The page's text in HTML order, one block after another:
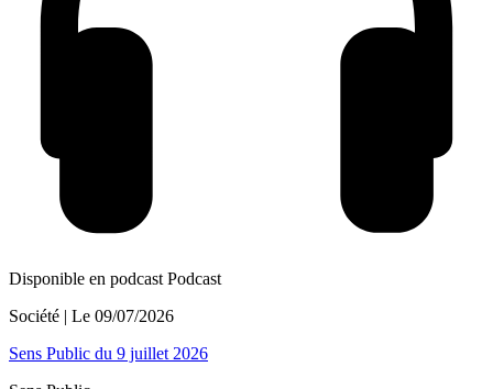
Disponible en podcast Podcast
Société | Le 09/07/2026
Sens Public du 9 juillet 2026